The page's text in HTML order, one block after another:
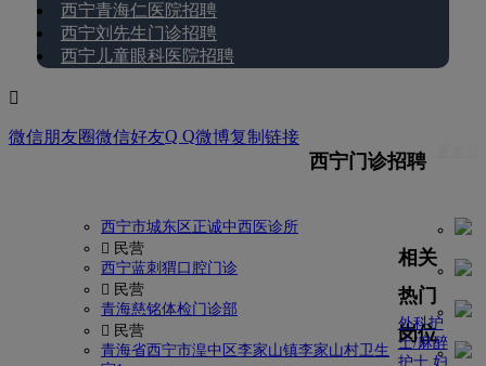
西宁青海仁医院招聘
西宁刘先生门诊招聘
西宁儿童眼科医院招聘

微信朋友圈微信好友Q Q微博复制链接
西宁门诊招聘
西宁市城东区正诚中西医诊所
 民营
西宁蓝刺猬口腔门诊
 民营
青海慈铭体检门诊部
 民营
青海省西宁市湟中区李家山镇李家山村卫生
相关
热门
岗位
外科护
士/麻醉
护士 妇